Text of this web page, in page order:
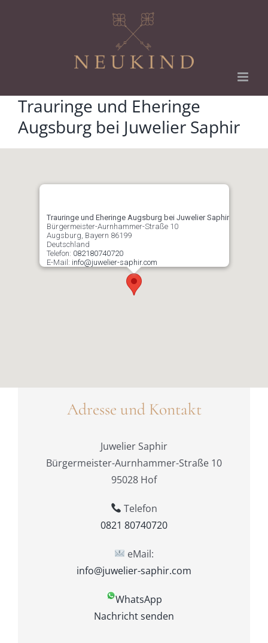
Trauringe und Eheringe
Augsburg bei Juwelier Saphir
Trauringe und Eheringe Augsburg bei Juwelier Saphir
Bürgermeister-Aurnhammer-Straße 10
Augsburg, Bayern 86199
Deutschland
Telefon: 082180740720
E-Mail: info@juwelier-saphir.com
Adresse und Kontakt
Juwelier Saphir
Bürgermeister-Aurnhammer-Straße 10
95028 Hof
Telefon
0821 80740720
eMail:
info@juwelier-saphir.com
WhatsApp
Nachricht senden